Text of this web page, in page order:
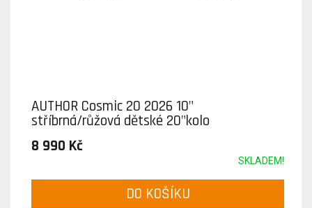
AUTHOR Cosmic 20 2026 10"
stříbrná/růžová dětské 20"kolo
8 990 Kč
SKLADEM!
DO KOŠÍKU